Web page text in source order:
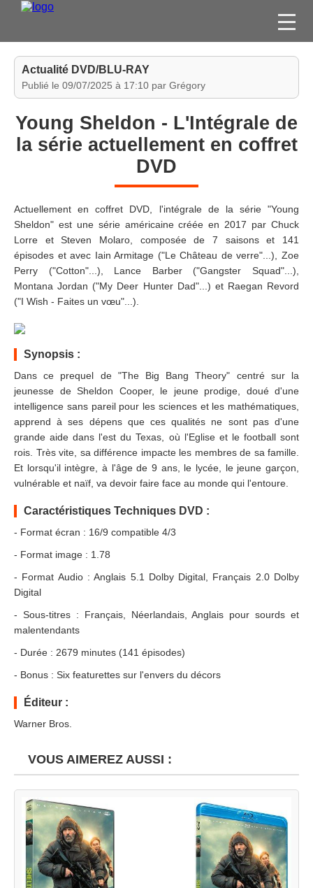
FILMS
JEUX VIDÉO
CONCOURS
ESPACE
MEMBRE
Actualité DVD/BLU-RAY
Publié le 09/07/2025 à 17:10 par Grégory
Young Sheldon - L'Intégrale de
la série actuellement en coffret
DVD
Actuellement en coffret DVD, l'intégrale de la série "Young
Sheldon" est une série américaine créée en 2017 par Chuck
Lorre et Steven Molaro, composée de 7 saisons et 141
épisodes et avec Iain Armitage ("Le Château de verre"...), Zoe
Perry ("Cotton"...), Lance Barber ("Gangster Squad"...),
Montana Jordan ("My Deer Hunter Dad"...) et Raegan Revord
("I Wish - Faites un vœu"...).
Synopsis :
Dans ce prequel de "The Big Bang Theory" centré sur la
jeunesse de Sheldon Cooper, le jeune prodige, doué d'une
intelligence sans pareil pour les sciences et les mathématiques,
apprend à ses dépens que ces qualités ne sont pas d'une
grande aide dans l'est du Texas, où l'Eglise et le football sont
rois. Très vite, sa différence impacte les membres de sa famille.
Et lorsqu'il intègre, à l'âge de 9 ans, le lycée, le jeune garçon,
vulnérable et naïf, va devoir faire face au monde qui l'entoure.
Caractéristiques Techniques DVD :
- Format écran : 16/9 compatible 4/3
- Format image : 1.78
- Format Audio : Anglais 5.1 Dolby Digital, Français 2.0 Dolby
Digital
- Sous-titres : Français, Néerlandais, Anglais pour sourds et
malentendants
- Durée : 2679 minutes (141 épisodes)
- Bonus : Six featurettes sur l'envers du décors
Éditeur :
Warner Bros.
VOUS AIMEREZ AUSSI :